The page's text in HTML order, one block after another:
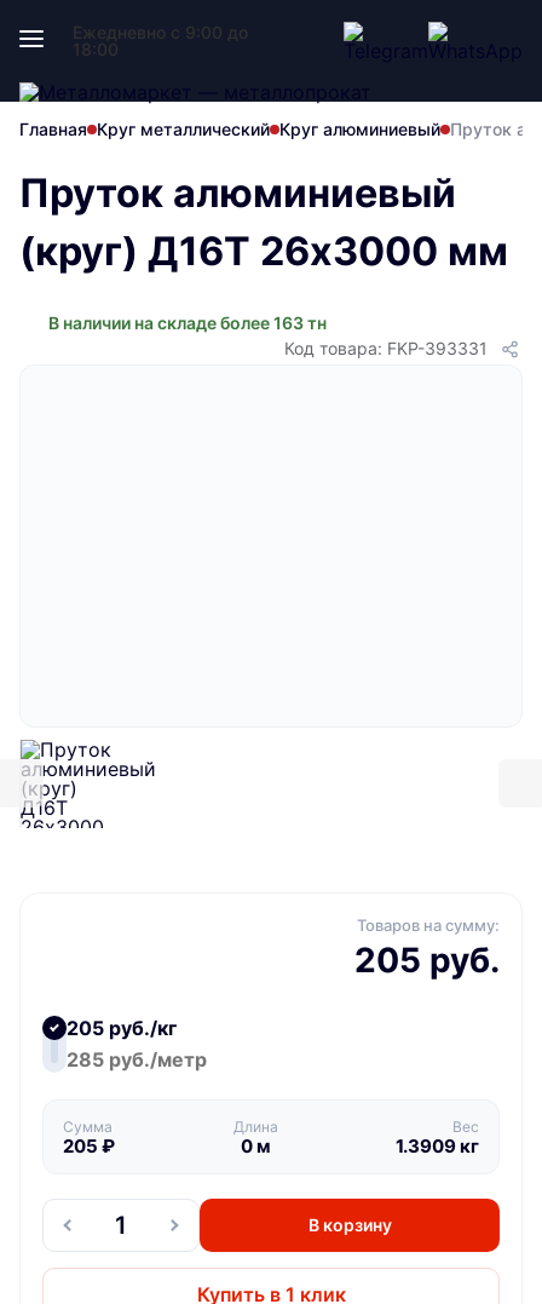
Ежедневно с 9:00 до
18:00
Главная Круг металлический Круг алюминиевый Пруток
Пруток алюминиевый
(круг) Д16Т 26х3000 мм
В наличии на складе более 163 тн
Код товара: FKP-393331
Товаров на сумму:
205 руб.
205 руб./кг
285 руб./метр
Сумма
205 ₽
Длина
0м
Вес
1.3909кг
В корзину
Купить в 1 клик